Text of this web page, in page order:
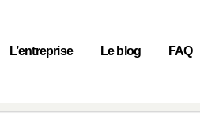
L’entreprise Le blog FAQ